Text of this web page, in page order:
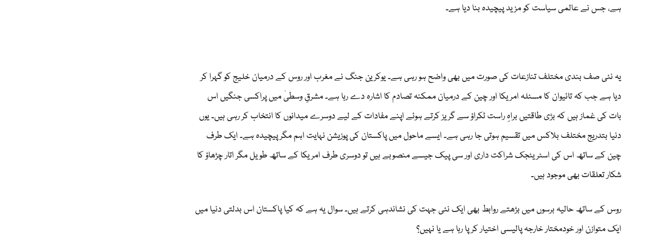
ہے، جس نے عالمی سیاست کو مزید پیچیدہ بنا دیا ہے۔
یہ نئی صف بندی مختلف تنازعات کی صورت میں بھی واضح ہو رہی ہے۔ یوکرین جنگ نے مغرب اور روس کے درمیان خلیج کو گہرا کر
دیا ہے جب کہ تائیوان کا مسئلہ امریکا اور چین کے درمیان ممکنہ تصادم کا اشارہ دے رہا ہے۔ مشرقِ وسطیٰ میں پراکسی جنگیں اس
بات کی غماز ہیں کہ بڑی طاقتیں براہِ راست ٹکراؤ سے گریز کرتے ہوئے اپنے مفادات کے لیے دوسرے میدانوں کا انتخاب کر رہی ہیں۔ یوں
دنیا بتدریج مختلف بلاکس میں تقسیم ہوتی جا رہی ہے۔ ایسے ماحول میں پاکستان کی پوزیشن نہایت اہم مگر پیچیدہ ہے۔ ایک طرف
چین کے ساتھ اس کی اسٹریٹجک شراکت داری اور سی پیک جیسے منصوبے ہیں تو دوسری طرف امریکا کے ساتھ طویل مگر اتار چڑھاؤ کا
شکار تعلقات بھی موجود ہیں۔
روس کے ساتھ حالیہ برسوں میں بڑھتے روابط بھی ایک نئی جہت کی نشاندہی کرتے ہیں۔ سوال یہ ہے کہ کیا پاکستان اس بدلتی دنیا میں
ایک متوازن اور خودمختار خارجہ پالیسی اختیار کر پا رہا ہے یا نہیں؟